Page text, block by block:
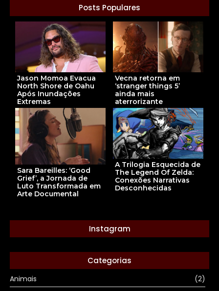
Posts Populares
Jason Momoa Evacua
North Shore de Oahu
Após Inundações
Extremas
Vecna retorna em
‘stranger things 5’
ainda mais
aterrorizante
Sara Bareilles: ‘Good
Grief’, a Jornada de
Luto Transformada em
Arte Documental
A Trilogia Esquecida de
The Legend Of Zelda:
Conexões Narrativas
Desconhecidas
Instagram
Categorias
Animais
(2)